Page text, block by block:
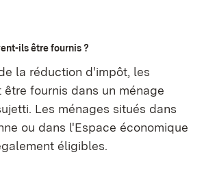
ils être fournis ?
la réduction d'impôt, les
être fournis dans un ménage
Les ménages situés dans
ou dans l'Espace économique
éligibles.